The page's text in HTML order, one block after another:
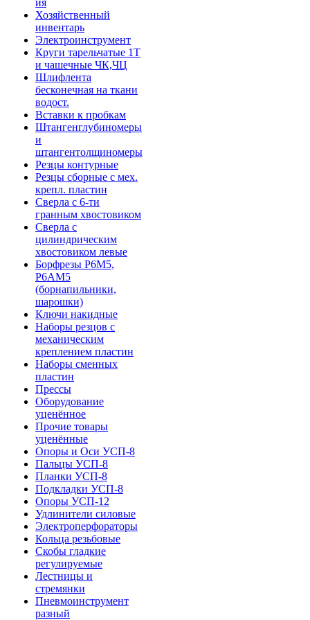
ия
Хозяйственный
инвентарь
Электроинструмент
Круги тарельчатые 1Т
и чашечные ЧК,ЧЦ
Шлифлента
бесконечная на ткани
водост.
Вставки к пробкам
Штангенглубиномеры
и
штангентолщиномеры
Резцы контурные
Резцы сборные с мех.
крепл. пластин
Сверла с 6-ти
гранным хвостовиком
Сверла с
цилиндрическим
хвостовиком левые
Борфрезы Р6М5,
Р6АМ5
(борнапильники,
шарошки)
Ключи накидные
Наборы резцов с
механическим
креплением пластин
Наборы сменных
пластин
Прессы
Оборудование
уценённое
Прочие товары
уценённые
Опоры и Оси УСП-8
Пальцы УСП-8
Планки УСП-8
Подкладки УСП-8
Опоры УСП-12
Удлинители силовые
Электроперфораторы
Кольца резьбовые
Скобы гладкие
регулируемые
Лестницы и
стремянки
Пневмоинструмент
разный